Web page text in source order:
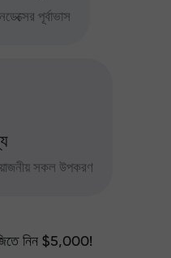
পূর্বাভাস
সকল উপকরণ
নিন $5,000!